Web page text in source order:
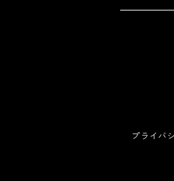
プライバ